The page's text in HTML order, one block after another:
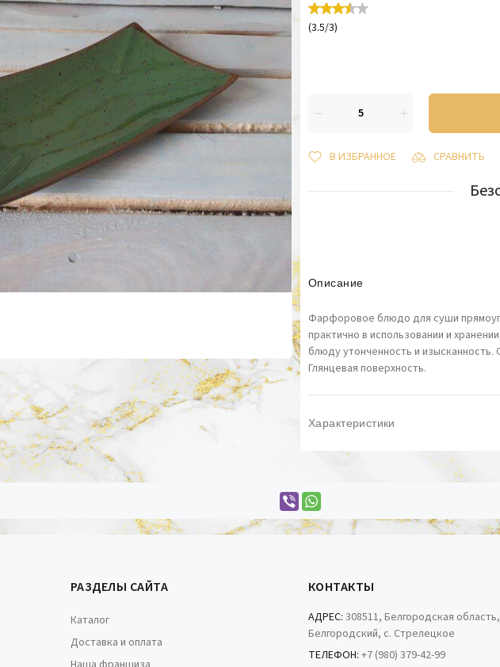
(3.5/3)
В ИЗБРАННОЕ СРАВНИТЬ
Описание
Фарфоровое блюдо для суши
практично в использовании и
блюду утонченность и
Глянцевая поверхность.
Характеристики
РАЗДЕЛЫ САЙТА
Каталог
Доставка и оплата
КОНТАКТЫ
АДРЕС: 308511, Белгородская
Белгородский, с. Стрелецкое
ТЕЛЕФОН: +7 (980) 379-42-99